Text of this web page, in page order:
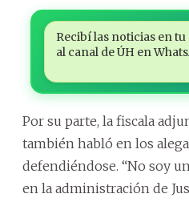
Recibí las noticias en
al canal de ÚH en
Por su parte, la fiscala
también habló en los
defendiéndose. “No soy
en la administración de